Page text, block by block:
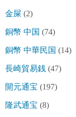
金屎 (2)
銅幣 中国 (74)
銅幣 中華民国 (14)
長崎貿易銭 (47)
開元通宝 (197)
隆武通宝 (8)